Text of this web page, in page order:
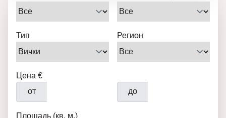
Тип Регион
Цена €
от
до
Площадь (кв. м.)